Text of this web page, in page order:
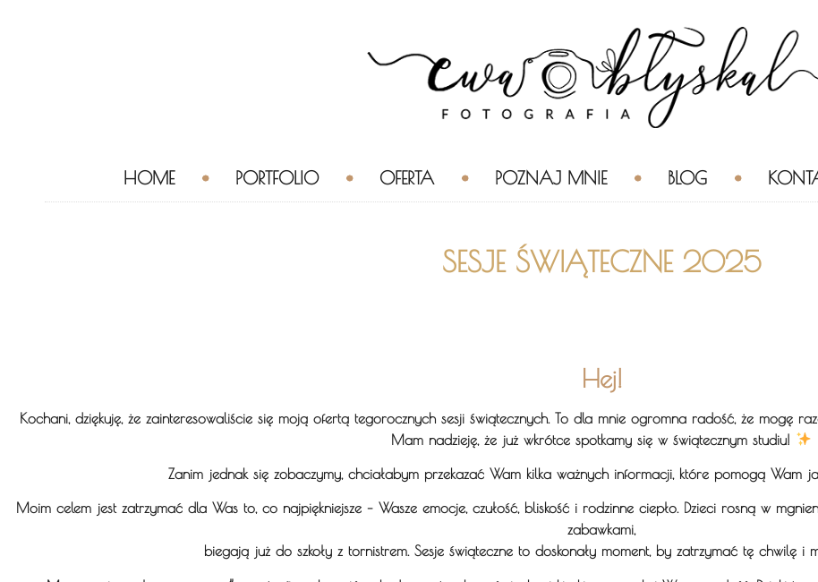
HOME PORTFOLIO OFERTA POZNAJ MNIE BLOG
SESJE ŚWIĄTECZNE 2025
Hej!
Kochani, dziękuję, że zainteresowaliście się moją ofertą tegorocznych sesji świątecznych . To dla mnie ogromna radość, że mogę
Mam nadzieję, że już wkrótce spotkamy się w świątecznym studiu!
Zanim jednak się zobaczymy, chciałabym przekazać Wam kilka ważnych informacji, które pomogą Wam
Moim celem jest zatrzymać dla Was to, co najpiękniejsze – Wasze emocje, czułość, bliskość i rodzinne ciepło. Dzieci rosną w
zabawkami,
biegają już do szkoły z tornistrem. Sesje świąteczne to doskonały moment, by zatrzymać tę chwilę